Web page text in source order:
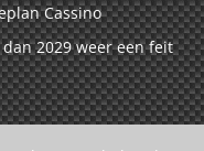
Cassino
2029 weer een feit